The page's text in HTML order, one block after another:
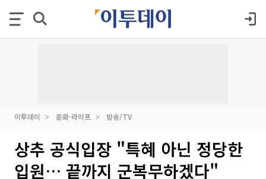
이투데이 문화·라이프 방송/TV
상추 공식입장 "특혜 아닌 정당한
입원… 끝까지 군복무하겠다"